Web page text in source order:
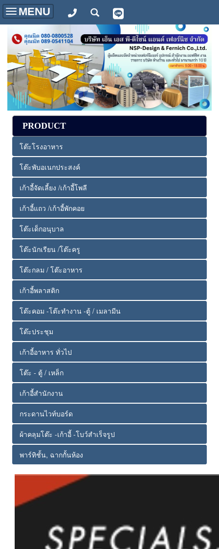
Toggle
navigation
MENU
PRODUCT
โต๊ะโรงอาหาร
โต๊ะพับอเนกประสงค์
เก้าอี้จัดเลี้ยง /เก้าอี้โพลี
เก้าอี้แถว /เก้าอี้พักคอย
โต๊ะเด็กอนุบาล
โต๊ะนักเรียน /โต๊ะครู
โต๊ะกลม / โต๊ะอาหาร
เก้าอี้พลาสติก
โต๊ะคอม -โต๊ะทำงาน -ตู้ / เมลามีน
โต๊ะประชุม
เก้าอี้อาหาร ทั่วไป
โต๊ะ - ตู้ / เหล็ก
เก้าอี้สำนักงาน
กระดานไวท์บอร์ด
ผ้าคลุมโต๊ะ -เก้าอี้ -โบว์สำเร็จรูป
พาร์ทิชั้น, ฉากกั้นห้อง